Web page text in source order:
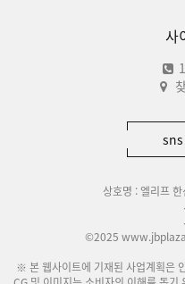
사
sns
상호명 : 엘리프
©2025
※ 본 웹사이트에 기재된 사업계획은